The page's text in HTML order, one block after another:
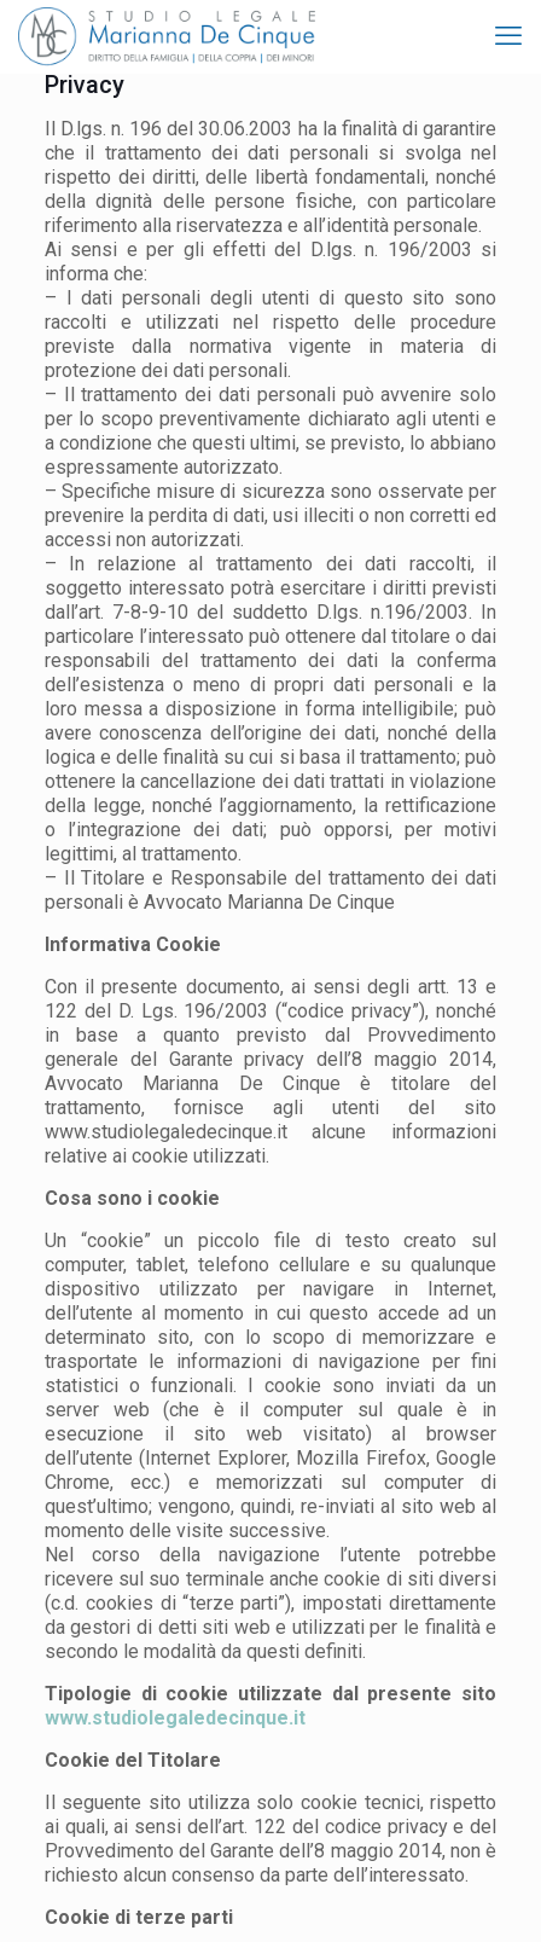
Privacy
Il D.lgs. n. 196 del 30.06.2003 ha la finalità di garantire
che il trattamento dei dati personali si svolga nel
rispetto dei diritti, delle libertà fondamentali, nonché
della dignità delle persone fisiche, con particolare
riferimento alla riservatezza e all’identità personale.
Ai sensi e per gli effetti del D.lgs. n. 196/2003 si
informa che:
– I dati personali degli utenti di questo sito sono
raccolti e utilizzati nel rispetto delle procedure
previste dalla normativa vigente in materia di
protezione dei dati personali.
– Il trattamento dei dati personali può avvenire solo
per lo scopo preventivamente dichiarato agli utenti e
a condizione che questi ultimi, se previsto, lo abbiano
espressamente autorizzato.
– Specifiche misure di sicurezza sono osservate per
prevenire la perdita di dati, usi illeciti o non corretti ed
accessi non autorizzati.
– In relazione al trattamento dei dati raccolti, il
soggetto interessato potrà esercitare i diritti previsti
dall’art. 7-8-9-10 del suddetto D.lgs. n.196/2003. In
particolare l’interessato può ottenere dal titolare o dai
responsabili del trattamento dei dati la conferma
dell’esistenza o meno di propri dati personali e la
loro messa a disposizione in forma intelligibile; può
avere conoscenza dell’origine dei dati, nonché della
logica e delle finalità su cui si basa il trattamento; può
ottenere la cancellazione dei dati trattati in violazione
della legge, nonché l’aggiornamento, la rettificazione
o l’integrazione dei dati; può opporsi, per motivi
legittimi, al trattamento.
– Il Titolare e Responsabile del trattamento dei dati
personali è Avvocato Marianna De Cinque
Informativa Cookie
Con il presente documento, ai sensi degli artt. 13 e
122 del D. Lgs. 196/2003 (“codice privacy”), nonché
in base a quanto previsto dal Provvedimento
generale del Garante privacy dell’8 maggio 2014,
Avvocato Marianna De Cinque è titolare del
trattamento, fornisce agli utenti del sito
www.studiolegaledecinque.it alcune informazioni
relative ai cookie utilizzati.
Cosa sono i cookie
Un “cookie” un piccolo file di testo creato sul
computer, tablet, telefono cellulare e su qualunque
dispositivo utilizzato per navigare in Internet,
dell’utente al momento in cui questo accede ad un
determinato sito, con lo scopo di memorizzare e
trasportate le informazioni di navigazione per fini
statistici o funzionali. I cookie sono inviati da un
server web (che è il computer sul quale è in
esecuzione il sito web visitato) al browser
dell’utente (Internet Explorer, Mozilla Firefox, Google
Chrome, ecc.) e memorizzati sul computer di
quest’ultimo; vengono, quindi, re-inviati al sito web al
momento delle visite successive.
Nel corso della navigazione l’utente potrebbe
ricevere sul suo terminale anche cookie di siti diversi
(c.d. cookies di “terze parti”), impostati direttamente
da gestori di detti siti web e utilizzati per le finalità e
secondo le modalità da questi definiti.
Tipologie di cookie utilizzate dal presente sito
www.studiolegaledecinque.it
Cookie del Titolare
Il seguente sito utilizza solo cookie tecnici, rispetto
ai quali, ai sensi dell’art. 122 del codice privacy e del
Provvedimento del Garante dell’8 maggio 2014, non è
richiesto alcun consenso da parte dell’interessato.
Cookie di terze parti